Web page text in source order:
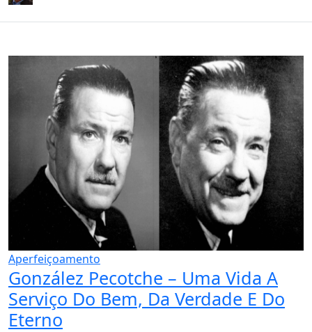
Aperfeiçoamento
González Pecotche – Uma Vida A
Serviço Do Bem, Da Verdade E Do
Eterno